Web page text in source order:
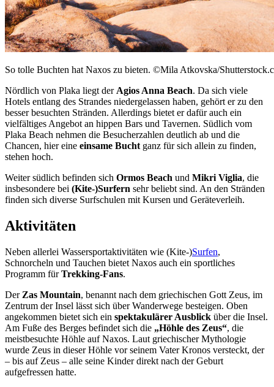
So tolle Buchten hat Naxos zu bieten. ©Mila Atkovska/
Nördlich von Plaka liegt der Agios Anna Beach. Da sich viele
Hotels entlang des Strandes niedergelassen haben, gehört er zu den
besser besuchten Stränden. Allerdings bietet er dafür auch ein
vielfältiges Angebot an hippen Bars und Tavernen. Südlich vom
Plaka Beach nehmen die Besucherzahlen deutlich ab und die
Chancen, hier eine einsame Bucht ganz für sich allein zu finden,
stehen hoch.
Weiter südlich befinden sich Ormos Beach und Mikri Viglia, die
insbesondere bei (Kite-)Surfern sehr beliebt sind. An den Stränden
finden sich diverse Surfschulen mit Kursen und Geräteverleih.
Aktivitäten
Neben allerlei Wassersportaktivitäten wie (Kite-)Surfen,
Schnorcheln und Tauchen bietet Naxos auch ein sportliches
Programm fürTrekking-Fans.
Der Zas Mountain, benannt nach dem griechischen Gott Zeus, im
Zentrum der Insel lässt sich über Wanderwege besteigen. Oben
angekommen bietet sich ein spektakulärer Ausblick über die Insel.
Am Fuße des Berges befindet sich die „Höhle des Zeus“, die
meistbesuchte Höhle auf Naxos. Laut griechischer Mythologie
wurde Zeus in dieser Höhle vor seinem Vater Kronos versteckt, der
– bis auf Zeus – alle seine Kinder direkt nach der Geburt
aufgefressen hatte.